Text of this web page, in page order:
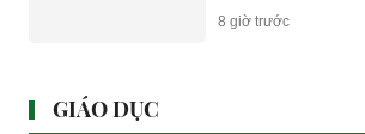
8 giờ trước
GIÁO DỤC